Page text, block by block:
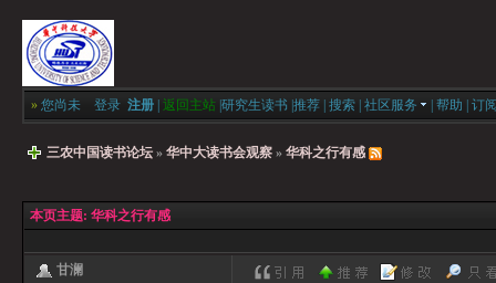
» 您尚未 登录 注册 返回主站 研究生读书 推荐 搜索 社区服务 帮助 订
三农中国读书论坛 » 华中大读书会观察 » 华科之行有感
本页主题: 华科之行有感
甘澜